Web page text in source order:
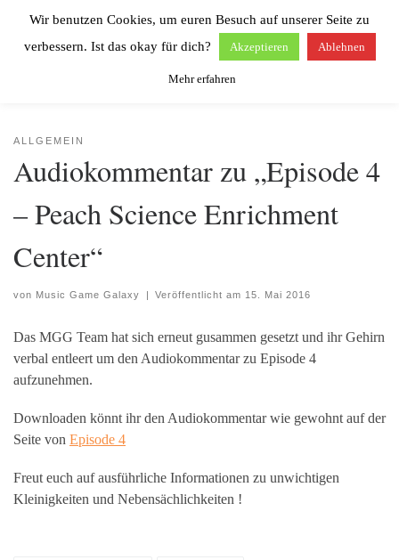
Zum Inhalt springen
Search
Audiokommentar zu „Episode 4 – Peach Science Enrichment
ALLGEMEIN
Audiokommentar zu „Episode 4
– Peach Science Enrichment
Center“
von Music Game Galaxy | Veröffentlicht am 15. Mai 2016
Das MGG Team hat sich erneut gusammen gesetzt und ihr Gehirn
verbal entleert um den Audiokommentar zu Episode 4
aufzunehmen.
Downloaden könnt ihr den Audiokommentar wie gewohnt auf der
Seite von Episode 4
Freut euch auf ausführliche Informationen zu unwichtigen
Kleinigkeiten und Nebensächlichkeiten !
Wir benutzen Cookies, um euren Besuch auf unserer Seite zu
verbessern. Ist das okay für dich?
Akzeptieren Ablehnen
Mehr erfahren